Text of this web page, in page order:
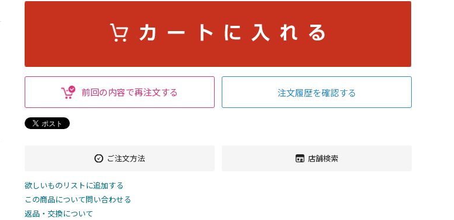
前回の内容で再注文する 注文履歴を確認する
ご注文方法 店舗検索
欲しいものリストに追加する
この商品について問い合わせる
返品・交換について